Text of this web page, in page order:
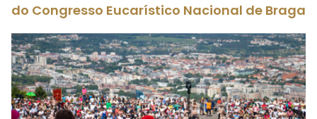
do Congresso Eucarístico Nacional de Braga